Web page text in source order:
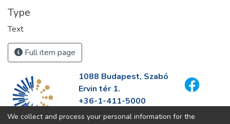
Type
Text
Full item page
1088 Budapest, Szabó
Ervin tér 1.
+36-1-411-5000
info@fszek.hu
We collect and process your personal information for the